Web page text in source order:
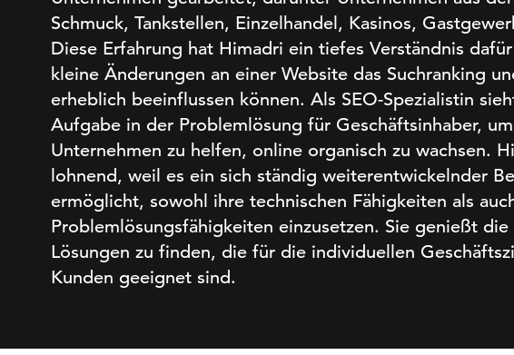
Schmuck, Tankstellen, Einzelhandel, Kasinos,
Diese Erfahrung hat Himadri ein tiefes Verständnis
kleine Änderungen an einer Website das Suchranking
erheblich beeinflussen können. Als SEO-Spezialistin
Aufgabe in der Problemlösung für Geschäftsinhaber,
Unternehmen zu helfen, online organisch zu wachsen.
lohnend, weil es ein sich ständig weiterentwickelnder
ermöglicht, sowohl ihre technischen Fähigkeiten als
Problemlösungsfähigkeiten einzusetzen. Sie genießt
Lösungen zu finden, die für die individuellen
Kunden geeignet sind.